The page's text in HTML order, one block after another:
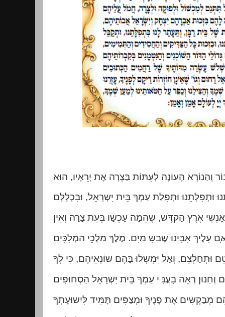
וְהַנוֹרָא הָעוֹנֶה לְעִּתּוֹת בַּצָרָה אֶת יְרֵאָיו, הוּא
וּתְפִּלָתֵנוּ וּתְפִּלַת עַמְךָ בֵּית יִּשְרָאֵל, וּבִּכְלָלָם
אֶרֶץ הַקדֶֹּש, שֶהֵמָה עַכְשָו בְּעֵת צָרָה וְאֵין
עָלֶיךָ אָבִּינוּ שֶבַּשָ מַיִּם. מֶלֶךְ מַלְכֵי הַמְלָכִּים
וּתְחַלְצֵם, וְאַל יִּמְשְלוּ בָּהֶם שוֹנְאֵיהֶם, כִּי לְךָ
וְחַנוּן רְאֵה בָּעֳנִּ י עַמְךָ בֵּית יִּשְרָאֵל הַסְחוּפִּים
מְבַקְשִּים אֶת פָנֶיךָ וּמְצַפִּים תָּמִּיד לִּישוּעָתְךָ